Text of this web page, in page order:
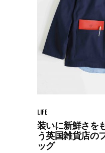
LIFE
装いに新鮮さを
う英国雑貨店の
ッグ